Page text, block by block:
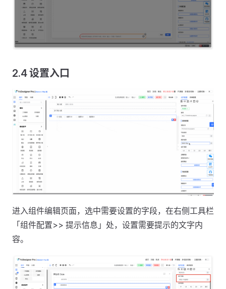
2.4 设置入口
进入组件编辑页面，选中需要设置的字段，在右侧工具栏
「组件配置>> 提示信息」处，设置需要提示的文字内
容。